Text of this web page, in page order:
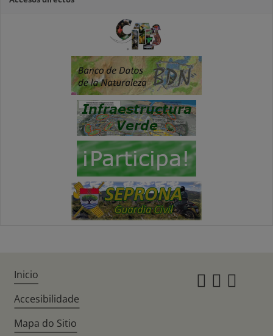
Inicio
Accesibilidade
Mapa do Sitio